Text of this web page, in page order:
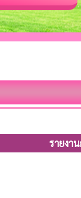
รายงา